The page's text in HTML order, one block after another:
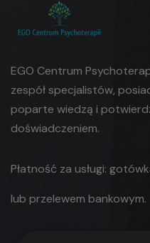
EGO Centrum
zespół specjalistów,
poparte wiedzą i
doświadczeniem.
Płatność za usługi:
lub przelewem bankowym.